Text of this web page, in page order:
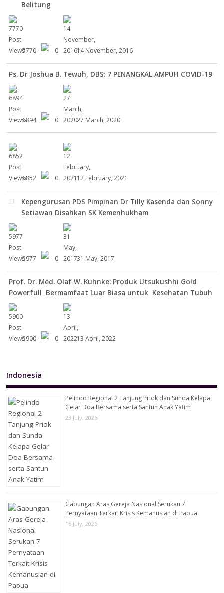
Belitung
7770 0 14 November, 2016
Ps. Dr Joshua B. Tewuh, DBS: 7 PENANGKAL AMPUH COVID-19
6894 0 27 March, 2020
6852 0 12 February, 2021
Kepengurusan PDS Pimpinan Dr Tilly Kasenda dan Sonny
Setiawan Disahkan SK Kemenhukham
5977 0 31 May, 2017
Prof. Dr. Med. Olaf W. Kuhnke: Produk Utsukushhi Gold
Powerfull Bermamfaat Luar Biasa untuk Kesehatan Tubuh
5900 0 13 April, 2022
Indonesia
Pelindo Regional 2 Tanjung Priok dan Sunda Kelapa
Gelar Doa Bersama serta Santun Anak Yatim
23 July, 2026
Gabungan Aras Gereja Nasional Serukan 7
Pernyataan Terkait Krisis Kemanusian di Papua
16 July, 2026